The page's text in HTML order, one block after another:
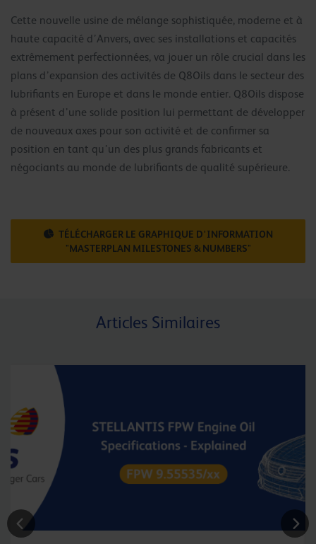
Cette nouvelle usine de mélange sophistiquée, moderne et à
haute capacité d’Anvers, avec ses installations et capacités
extrêmement perfectionnées, va jouer un rôle crucial dans les
plans d’expansion des activités de Q8Oils dans le secteur des
lubrifiants en Europe et dans le monde entier. Q8Oils dispose
à présent d’une solide position lui permettant de développer
de nouveaux axes pour son activité et de confirmer sa
position en tant qu’un des plus grands fabricants et
négociants au monde de lubrifiants de qualité supérieure.
TÉLÉCHARGER LE GRAPHIQUE D'INFORMATION
"MASTERPLAN MILESTONES & NUMBERS"
Articles Similaires